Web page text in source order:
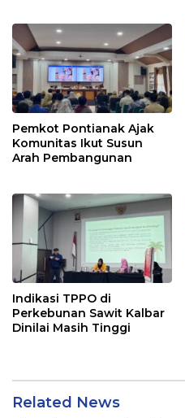
Pemkot Pontianak Ajak
Komunitas Ikut Susun
Arah Pembangunan
Indikasi TPPO di
Perkebunan Sawit Kalbar
Dinilai Masih Tinggi
Related News